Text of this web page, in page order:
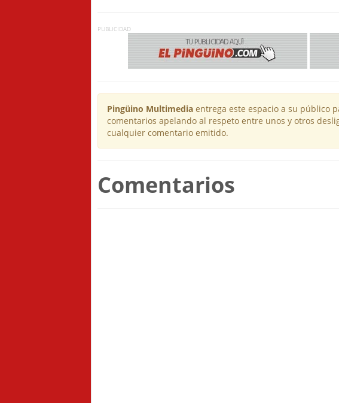
PUBLICIDAD
Pingüino Multimedia entrega este espacio a su público
comentarios apelando al respeto entre unos y otros
cualquier comentario emitido.
Comentarios